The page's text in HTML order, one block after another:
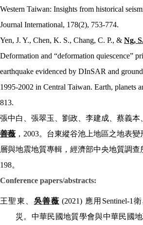
Western Taiwan: Insights from historical
Journal International, 178(2), 753-774.
Yen, J. Y., Chen, K. S., Chang, C. P., & Ng,
Deformation and “deformation quiescence”
earthquake evidenced by DInSAR and
1995-2002 in Central Taiwan. Earth, planets
813.
張中白、張翠玉、劉政、李建成、蔡義本
善薇 ， 2003。台東縱谷池上地區之地表
層與地震地質專輯，經濟部中央地質調查
198。
Conference papers/abstracts:
王聖東、 吳善薇 (2021) 應用 Sentinel-1
災。中華民國地質學會與中華民國